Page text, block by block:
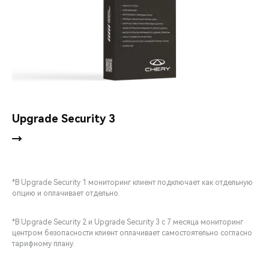
Upgrade Security 3
*В Upgrade Security 1 мониторинг клиент подключает как отдельную
опцию и оплачивает отдельно.
*В Upgrade Security 2 и Upgrade Security 3 с 7 месяца мониторинг
центром безопасности клиент оплачивает самостоятельно согласно
тарифному плану.